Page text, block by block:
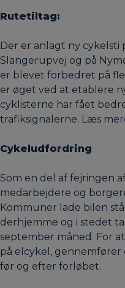
Rutetiltag:
Der er anlagt ny
Slangerupvej og på
er blevet forbedret på
er øget ved at etablere
cyklisterne har fået
trafiksignalerne. Læs
Cykeludfordring
Som en del af fejringen
medarbejdere og
Kommuner lade bilen
derhjemme og i stedet
september måned. For
på elcykel,
før og efter forløbet.